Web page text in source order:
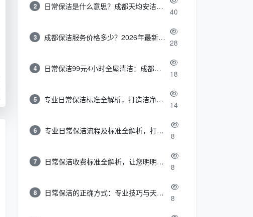
2 日常保洁是什么意思？成都天均安洁带你快速区分“日常vs深度vs开荒”
40
3 成都保洁服务价格多少？2026年最新报价表来了，这一篇看透所有费用
28
4 日常保洁99元4小时全屋清洁：成都天均安洁保洁超值服务全解析
18
5 专业日常保洁标准全解析，打造洁净舒适生活空间
14
6 专业日常保洁流程及标准全解析，打造洁净舒适环境
8
7 日常保洁收费标准全解析，让您明明白白消费
8
8 日常保洁的正确方式：专业技巧与天均安洁保洁服务全解析
8